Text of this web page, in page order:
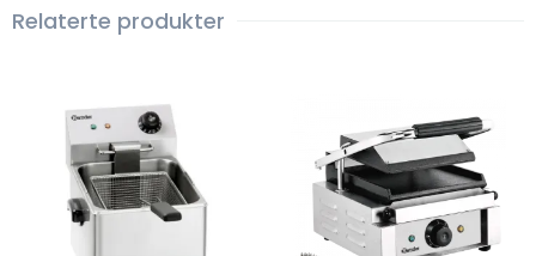
Relaterte produkter